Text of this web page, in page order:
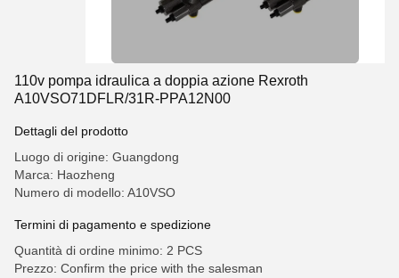
110v pompa idraulica a doppia azione Rexroth
A10VSO71DFLR/31R-PPA12N00
Dettagli del prodotto
Luogo di origine: Guangdong
Marca: Haozheng
Numero di modello: A10VSO
Termini di pagamento e spedizione
Quantità di ordine minimo: 2 PCS
Prezzo: Confirm the price with the salesman